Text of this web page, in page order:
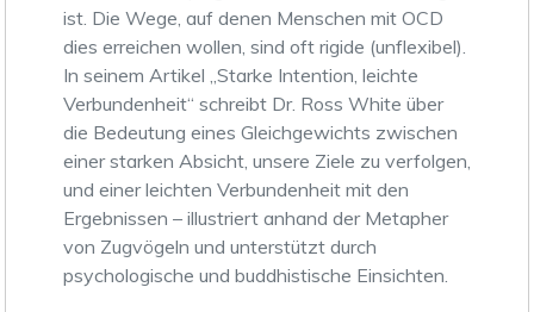
ist. Die Wege, auf denen Menschen mit OCD
dies erreichen wollen, sind oft rigide (unflexibel).
In seinem Artikel „Starke Intention, leichte
Verbundenheit“ schreibt Dr. Ross White über
die Bedeutung eines Gleichgewichts zwischen
einer starken Absicht, unsere Ziele zu verfolgen,
und einer leichten Verbundenheit mit den
Ergebnissen – illustriert anhand der Metapher
von Zugvögeln und unterstützt durch
psychologische und buddhistische Einsichten.